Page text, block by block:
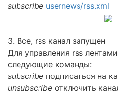
subscribe usernews/rss.xml
3. Все, rss канал запущен
Для управления rss
следующие команды:
subscribe подписаться на
unsubscribe отключить